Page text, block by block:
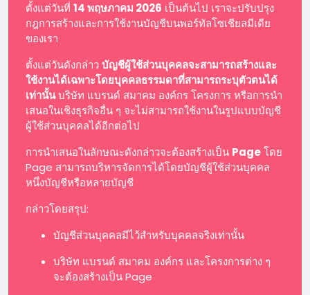
ตั้งแต่วันที่ 14 พฤษภาคม 2026 เป็นต้นไป เราจะปรับปรุง
กฎการสร้างและการใช้งานบัญชีบนพอร์ทัลโซเชียลมีเดีย
ของเรา
ตั้งแต่วันดังกล่าวบัญชีผู้ใช้ส่วนบุคคลจะสามารถสร้างและ
ใช้งานได้เฉพาะโดยบุคคลธรรมดาที่สามารถระบุตัวตนได้
เท่านั้นบริษัท แบรนด์ สมาคม องค์กร โครงการ หรือการนำ
เสนอในเชิงธุรกิจอื่น ๆ จะไม่สามารถใช้งานในรูปแบบบัญชี
ผู้ใช้ส่วนบุคคลได้อีกต่อไป
การนำเสนอในลักษณะดังกล่าวจะต้องสร้างเป็น Pageโดย
Page สามารถบริหารจัดการได้โดยบัญชีผู้ใช้ส่วนบุคคล
หนึ่งบัญชีหรือหลายบัญชี
กล่าวโดยสรุป:
บัญชีส่วนบุคคลมีไว้สำหรับบุคคลจริงเท่านั้น
บริษัท แบรนด์ สมาคม องค์กร และโครงการต่าง ๆ
จะต้องสร้างเป็น Page